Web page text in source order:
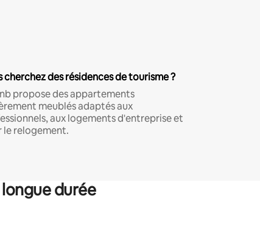
cherchez des résidences de tourisme ?
propose des appartements
meublés adaptés aux
aux logements d'entreprise et
le relogement.
durée